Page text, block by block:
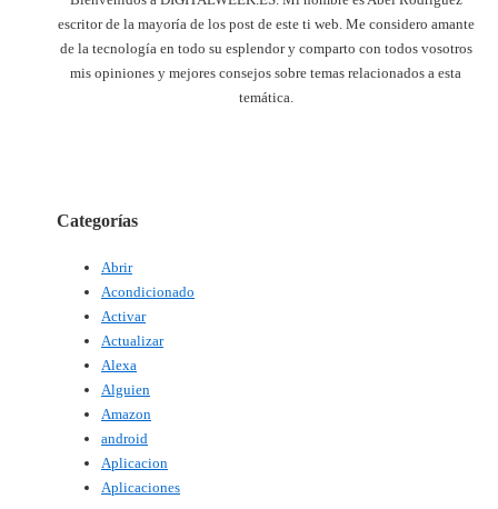
escritor de la mayoría de los post de este ti web. Me considero amante
de la tecnología en todo su esplendor y comparto con todos vosotros
mis opiniones y mejores consejos sobre temas relacionados a esta
temática.
Categorías
Abrir
Acondicionado
Activar
Actualizar
Alexa
Alguien
Amazon
android
Aplicacion
Aplicaciones